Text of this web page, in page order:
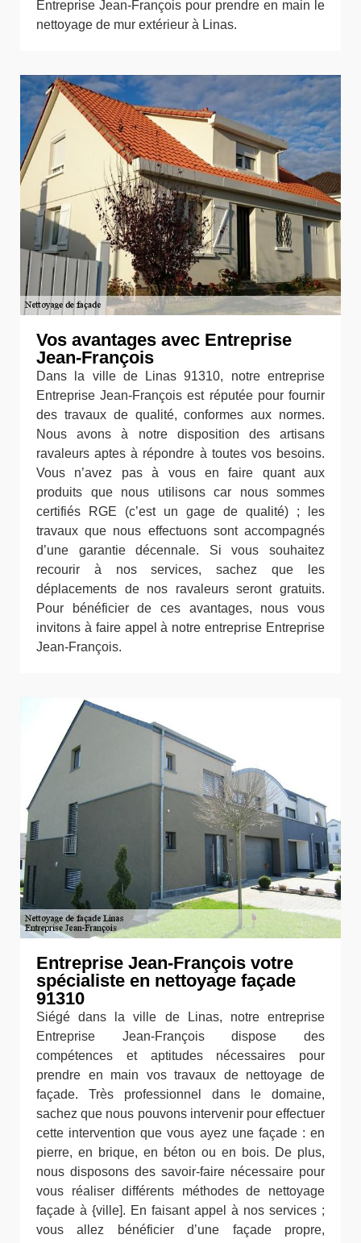
Entreprise Jean-François pour prendre en main le
nettoyage de mur extérieur à Linas.
Vos avantages avec Entreprise
Jean-François
Dans la ville de Linas 91310, notre entreprise
Entreprise Jean-François est réputée pour fournir
des travaux de qualité, conformes aux normes.
Nous avons à notre disposition des artisans
ravaleurs aptes à répondre à toutes vos besoins.
Vous n’avez pas à vous en faire quant aux
produits que nous utilisons car nous sommes
certifiés RGE (c’est un gage de qualité) ; les
travaux que nous effectuons sont accompagnés
d’une garantie décennale. Si vous souhaitez
recourir à nos services, sachez que les
déplacements de nos ravaleurs seront gratuits.
Pour bénéficier de ces avantages, nous vous
invitons à faire appel à notre entreprise Entreprise
Jean-François.
Entreprise Jean-François votre
spécialiste en nettoyage façade
91310
Siégé dans la ville de Linas, notre entreprise
Entreprise Jean-François dispose des
compétences et aptitudes nécessaires pour
prendre en main vos travaux de nettoyage de
façade. Très professionnel dans le domaine,
sachez que nous pouvons intervenir pour effectuer
cette intervention que vous ayez une façade : en
pierre, en brique, en béton ou en bois. De plus,
nous disposons des savoir-faire nécessaire pour
vous réaliser différents méthodes de nettoyage
façade à {ville]. En faisant appel à nos services ;
vous allez bénéficier d’une façade propre,